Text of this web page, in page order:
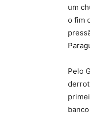
um
o fim
Pelo